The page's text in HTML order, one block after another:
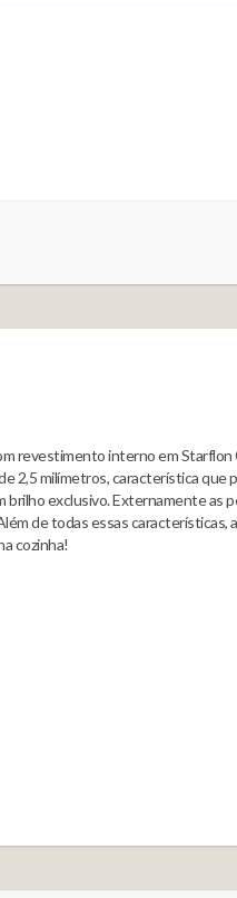
revestimento interno em
2,5 milímetros, característica
exclusivo. Externamente as
de todas essas características,
cozinha!